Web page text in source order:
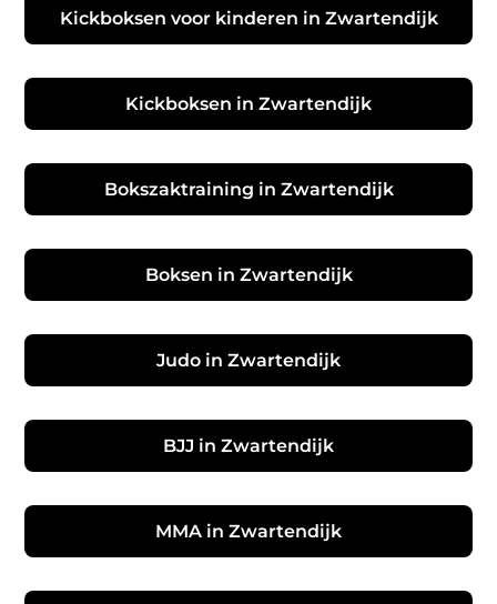
Kickboksen voor kinderen in Zwartendijk
Kickboksen in Zwartendijk
Bokszaktraining in Zwartendijk
Boksen in Zwartendijk
Judo in Zwartendijk
BJJ in Zwartendijk
MMA in Zwartendijk